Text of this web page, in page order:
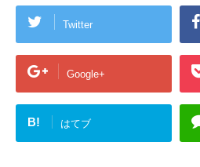
Twitter
Google+
B! はてブ